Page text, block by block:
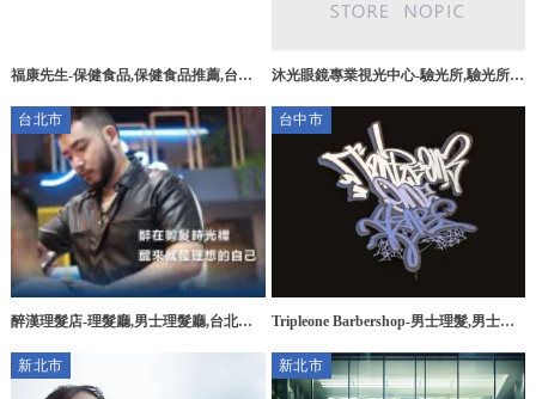
福康先生-保健食品,保健食品推薦,台中
沐光眼鏡專業視光中心-驗光所,驗光所推
驗光所,士林驗光所,內湖驗光所,中山區
台北市
醉漢理髮店-理髮廳,男士理髮廳,台北理
台中市
Tripleone Barbershop-男士理髮,男士理
薦,
新北市 新北市